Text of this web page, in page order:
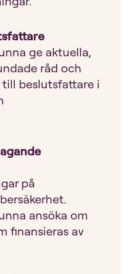
ge aktuella,
råd och
beslutsfattare i
på
ansöka om
finansieras av